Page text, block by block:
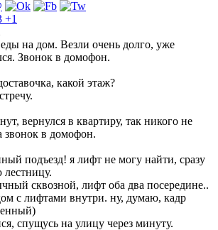
+1
на дом. Везли очень долго, уже
Звонок в домофон.
какой этаж?
вернулся в квартиру, так никого не
в домофон.
подъезд! я лифт не могу найти, сразу
сквозной, лифт оба два посередине..
с лифтами внутри. ну, думаю, кадр
спущусь на улицу через минуту.